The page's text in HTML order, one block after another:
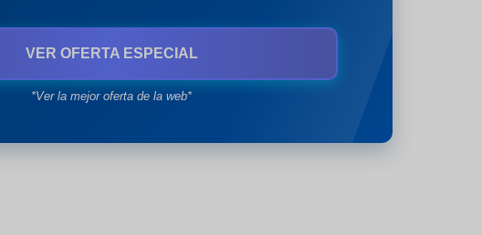
VER OFERTA ESPECIAL
*Ver la mejor oferta de la web*